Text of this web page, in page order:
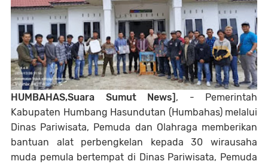
HUMBAHAS,Suara Sumut News] , - Pemerintah
Kabupaten Humbang Hasundutan (Humbahas) melalui
Dinas Pariwisata, Pemuda dan Olahraga memberikan
bantuan alat perbengkelan kepada 30 wirausaha
muda pemula bertempat di Dinas Pariwisata, Pemuda